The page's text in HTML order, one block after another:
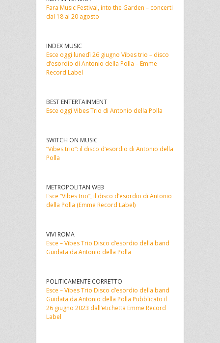
Fara Music Festival, into the Garden – concerti
dal 18 al 20 agosto
INDEX MUSIC
Esce oggi lunedì 26 giugno Vibes trio – disco
d’esordio di Antonio della Polla – Emme
Record Label
BEST ENTERTAINMENT
Esce oggi Vibes Trio di Antonio della Polla
SWITCH ON MUSIC
“Vibes trio”: il disco d’esordio di Antonio della
Polla
METROPOLITAN WEB
Esce “Vibes trio”, il disco d’esordio di Antonio
della Polla (Emme Record Label)
VIVI ROMA
Esce – Vibes Trio Disco d’esordio della band
Guidata da Antonio della Polla
POLITICAMENTE CORRETTO
Esce – Vibes Trio Disco d’esordio della band
Guidata da Antonio della Polla Pubblicato il
26 giugno 2023 dall’etichetta Emme Record
Label